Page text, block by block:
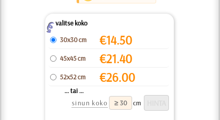
Zvalitse koko
30x30 cm
€14.50
45x45 cm €21.40
52x52 cm €26.00
... tai ...
sinun koko
cm